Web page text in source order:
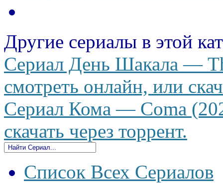
Другие сериалы в этой
Сериал День Шакала —
смотреть онлайн, или
Сериал Кома — Coma
скачать через торрент.
Список Всех Сериалов